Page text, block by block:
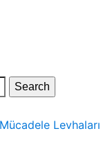
Levhaları